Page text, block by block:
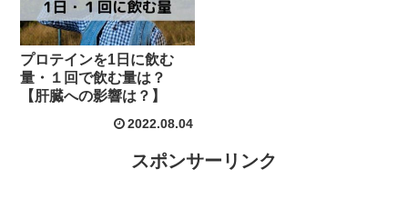
プロテインを1日に飲む
量・１回で飲む量は？
【肝臓への影響は？】
2022.08.04
スポンサーリンク